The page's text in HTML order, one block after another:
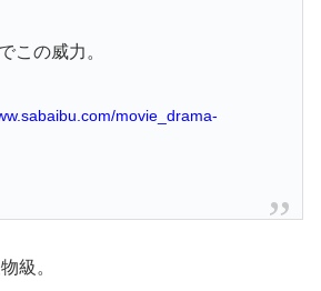
この威力。
movie_drama-
級。